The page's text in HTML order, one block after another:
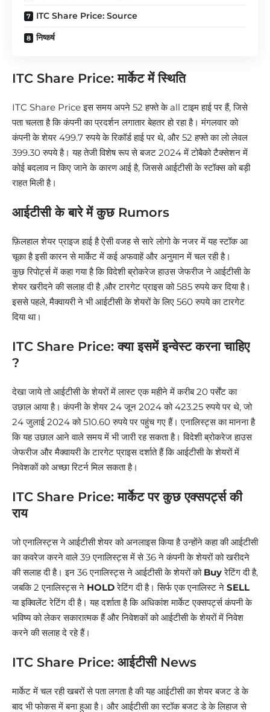
ITC Share Price: Source
निष्कर्ष
ITC Share Price: मार्केट में स्थिति
ITC Share Price इस समय अपने 52 हफ्ते के all टाइम हाई पर हैं, जिसे
पता चलता है कि कंपनी का प्रदर्शन लगातार बेहतर हो रहा है। मंगलवार को
कंपनी के शेयर 499.7 रुपये के रिकॉर्ड हाई पर थे, और 52 हफ्ते का लो लेवल
399.30 रुपये है। यह तेजी विशेष रूप से बजट 2024 में टोबैको टैक्सेशन में
कोई बदलाव न किए जाने के कारण आई है, जिससे आईटीसी के स्टॉक्स को बड़ी
राहत मिली है।
आईटीसी के बारे में कुछ Rumors
फ़िलहाल शेयर प्राइज हाई है ऐसी वजह से सारे लोगो के नजर में यह स्टॉक आ
चूका है इसी कारन से मार्केट में कई अफवाहें और अनुमान में चल रही है।
कुछ रिपोर्ट्स में कहा गया है कि विदेशी ब्रोकरेज हाउस जेफरीज ने आईटीसी के
शेयर खरीदने की सलाह दी है ,और टारगेट प्राइस को 585 रुपये कर दिया है।
इससे पहले, मैक्वायरी ने भी आईटीसी के शेयरों के लिए 560 रुपये का टारगेट
दिया था।
ITC Share Price: क्या इसमें इन्वेस्ट करना चाहिए
?
देखा जाये तो आईटीसी के शेयरों में लास्ट एक महीने में करीब 20 पर्सेंट का
उछाल आया है। कंपनी के शेयर 24 जून 2024 को 423.25 रुपये पर थे, जो
24 जुलाई 2024 को 510.60 रुपये पर पहुंच गए हैं। एनालिस्ट्स का मानना है
कि यह उछाल आने वाले समय में भी जारी रह सकता है। विदेशी ब्रोकरेज हाउस
जेफरीज और मैक्वायरी के टारगेट प्राइस दर्शाते हैं कि आईटीसी के शेयरों में
निवेशकों को अच्छा रिटर्न मिल सकता है।
ITC Share Price: मार्केट पर कुछ एक्सपर्ट्स की
राय
जो एनालिस्ट्स ने आईटीसी शेयर को अनलाइस किया है उन्होंने कहा की आईटीसी
का कवरेज करने वाले 39 एनालिस्ट्स में से 36 ने कंपनी के शेयरों को खरीदने
की सलाह दी है। इन 36 एनालिस्ट्स ने आईटीसी के शेयरों को Buyरेटिंग दी है,
जबकि 2 एनालिस्ट्स ने HOLDरेटिंग दी है। सिर्फ एक एनालिस्ट ने SELL
या इक्विलेंट रेटिंग दी है। यह दर्शाता है कि अधिकांश मार्केट एक्सपर्ट्स कंपनी के
भविष्य को लेकर सकारात्मक हैं और निवेशकों को आईटीसी के शेयरों में निवेश
करने की सलाह दे रहे हैं।
ITC Share Price: आईटीसी News
मार्केट में चल रही खबरों से पता लगता है की यह आईटीसी का शेयर बजट डे के
बाद भी फोकस में बना हुआ है। और आईटीसी का स्टॉक बजट डे के लिहाज से